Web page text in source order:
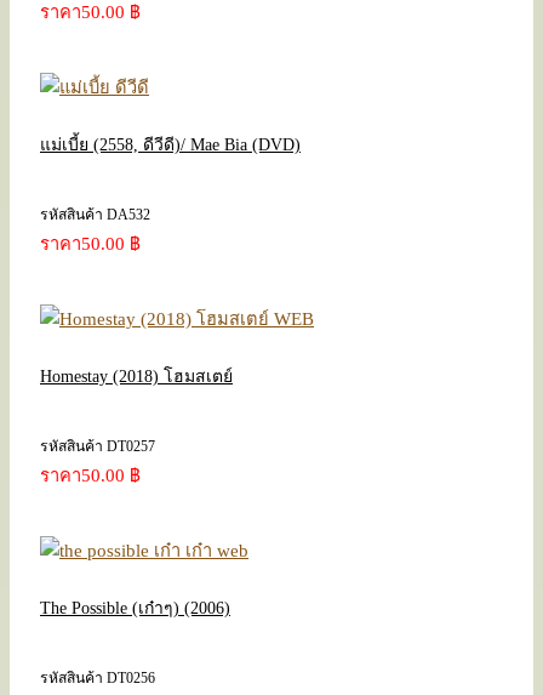
ราคา50.00 ฿
แม่เบี้ย (2558, ดีวีดี)/ Mae Bia (DVD)
รหัสสินค้า DA532
ราคา50.00 ฿
Homestay (2018) โฮมสเตย์
รหัสสินค้า DT0257
ราคา50.00 ฿
The Possible (เก๋าๆ) (2006)
รหัสสินค้า DT0256